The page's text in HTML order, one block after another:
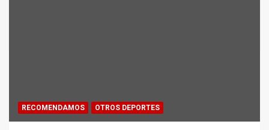
RECOMENDAMOS OTROS DEPORTES